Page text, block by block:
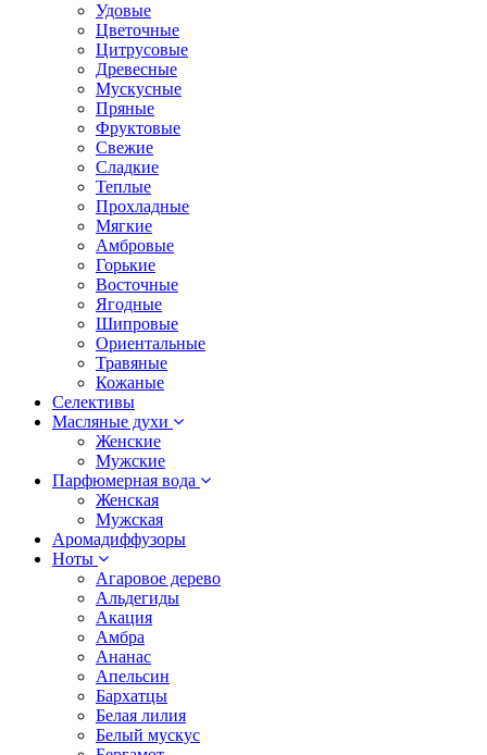
Удовые
Цветочные
Цитрусовые
Древесные
Мускусные
Пряные
Фруктовые
Свежие
Сладкие
Теплые
Прохладные
Мягкие
Амбровые
Горькие
Восточные
Ягодные
Шипровые
Ориентальные
Травяные
Кожаные
Селективы
Масляные духи
Женские
Мужские
Парфюмерная вода
Женская
Мужская
Аромадиффузоры
Ноты
Агаровое дерево
Альдегиды
Акация
Амбра
Ананас
Апельсин
Бархатцы
Белая лилия
Белый мускус